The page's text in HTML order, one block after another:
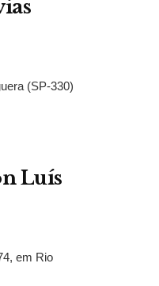
(SP-330)
Luís
em Rio